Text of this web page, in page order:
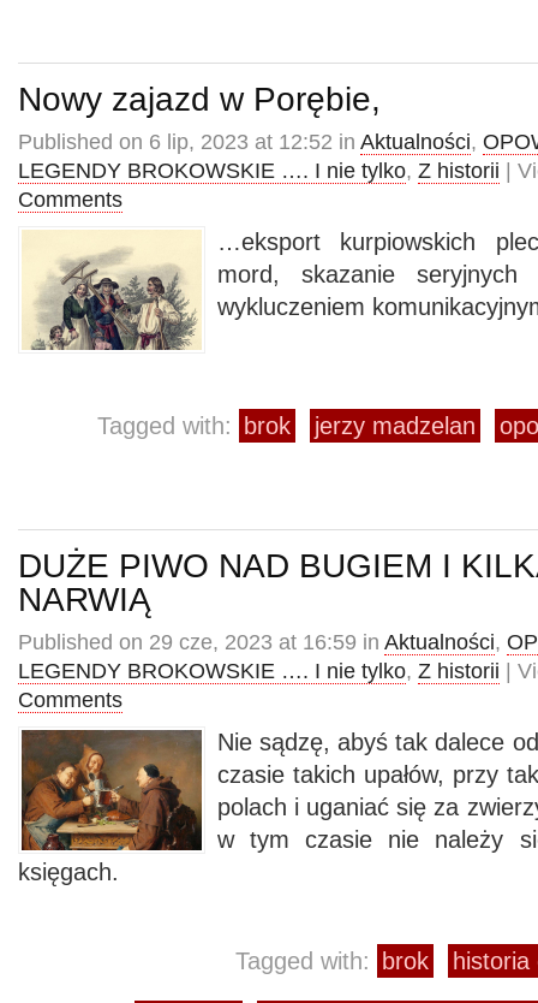
Nowy zajazd w Porębie,
Published on 6 lip, 2023 at 12:52 in Aktualności,
LEGENDY BROKOWSKIE …. I nie tylko, Z historii |
Comments
…eksport kurpiowskich
mord, skazanie
wykluczeniem
Tagged with: brok jerzy madzelan
DUŻE PIWO NAD BUGIEM I
NARWIĄ
Published on 29 cze, 2023 at 16:59 in Aktualności,
LEGENDY BROKOWSKIE …. I nie tylko, Z historii |
Comments
Nie sądzę, abyś tak dalece
czasie takich upałów, przy
polach i uganiać się za
w tym czasie nie należy
księgach.
Tagged with: brok